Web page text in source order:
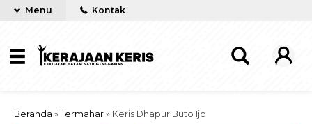
Menu Kontak
Beranda » Termahar » Keris Dhapur Buto Ijo